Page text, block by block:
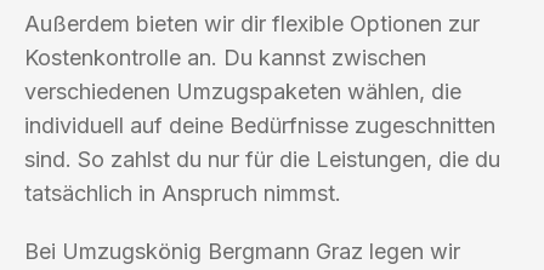
Außerdem bieten wir dir flexible Optionen zur
Kostenkontrolle an. Du kannst zwischen
verschiedenen Umzugspaketen wählen, die
individuell auf deine Bedürfnisse zugeschnitten
sind. So zahlst du nur für die Leistungen, die du
tatsächlich in Anspruch nimmst.
Bei Umzugskönig Bergmann Graz legen wir